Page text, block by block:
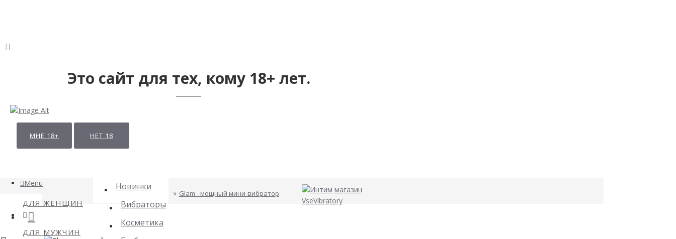
Это сайт для тех, кому 18+ лет.
МНЕ 18+ НЕТ 18
Menu
ДЛЯ ЖЕНЩИН
ДЛЯ МУЖЧИН
Новинки
Вибраторы
Косметика
Glam - мощный мини-вибратор